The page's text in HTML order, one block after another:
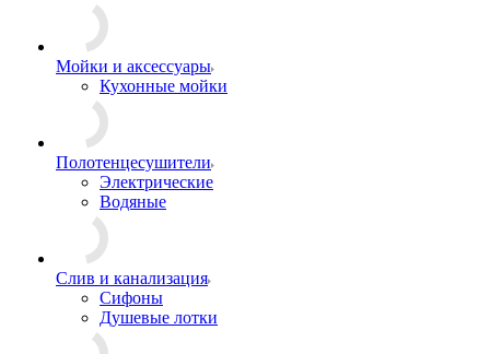
Мойки и аксессуары
Кухонные мойки
Полотенцесушители
Электрические
Водяные
Слив и канализация
Сифоны
Душевые лотки